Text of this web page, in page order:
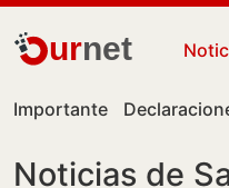
urnet
Importante
Noticias de